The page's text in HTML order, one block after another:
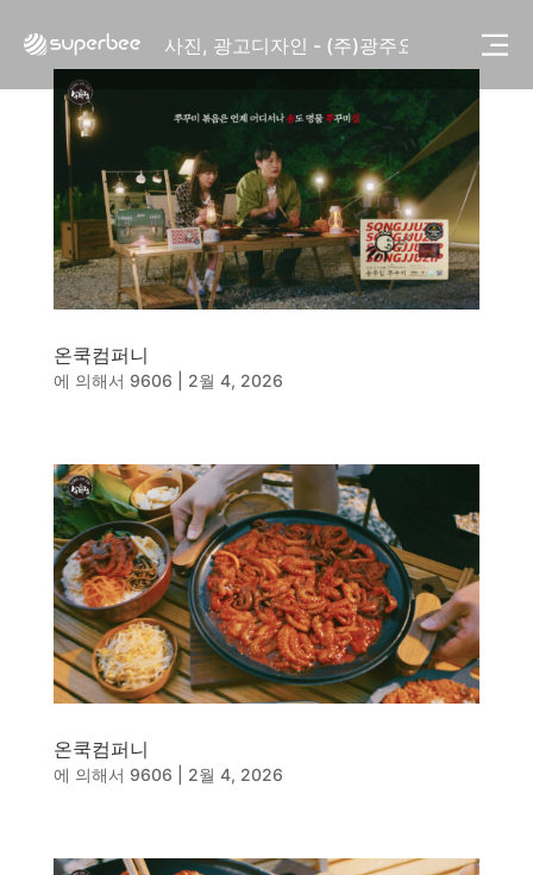
웹사이트 - (주)세스코
제품디자인 - 삼성전자㈜
동영상, CI - 카피어랜드㈜
동영상, 홈페이지 - (주)분독
동영상, 카탈로그 - 피자마루
웹사이트 - 백조씽크
사진, 광고디자인 - 중외제약
패키지, 디자인 - 고려은단
동영상 - (주)듀오백
동영상 - ㈜고피자
동영상 - 삼양홀딩스
웹사이트 - (주)세스코
제품디자인 - 삼성전자㈜
동영상, CI - 카피어랜드㈜
동영상, 홈페이지 - (주)분독
동영상, 카탈로그 - 피자마루
웹사이트 - 백조씽크
사진, 광고디자인 - 중외제약
패키지, 디자인 - 고려은단
동영상 - 모모스커피㈜
온쿡컴퍼니
에 의해서 9606 2월 4, 2026
온쿡컴퍼니
에 의해서 9606 2월 4, 2026